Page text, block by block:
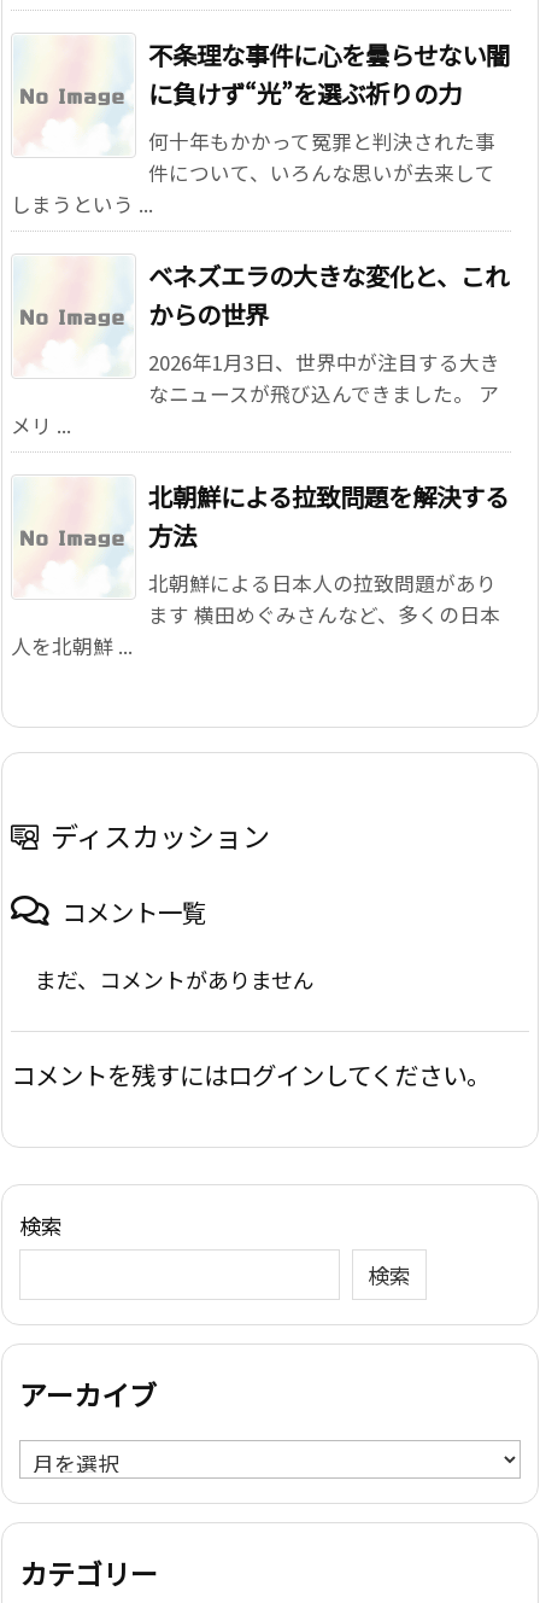
不条理な事件に心を曇らせない――闇
に負けず“光”を選ぶ祈りの力
何十年もかかって冤罪と判決された事
件について、いろんな思いが去来して
しまうという ...
ベネズエラの大きな変化と、これ
からの世界
2026年1月3日、世界中が注目する大き
なニュースが飛び込んできました。 ア
メリ ...
北朝鮮による拉致問題を解決する
方法
北朝鮮による日本人の拉致問題があり
ます 横田めぐみさんなど、多くの日本
人を北朝鮮 ...
ディスカッション
コメント一覧
まだ、コメントがありません
コメントを残すにはログインしてください。
検索
検索
アーカイブ
ア
ー
カ
ブ
カテゴリー